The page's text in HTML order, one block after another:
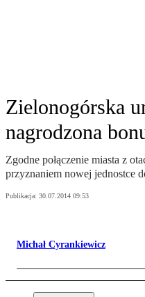
Zielonogórska
nagrodzona
Zgodne połączenie miasta z
przyznaniem nowej jednostce
Publikacja: 30.07.2014 09:53
Michał Cyrankiewicz